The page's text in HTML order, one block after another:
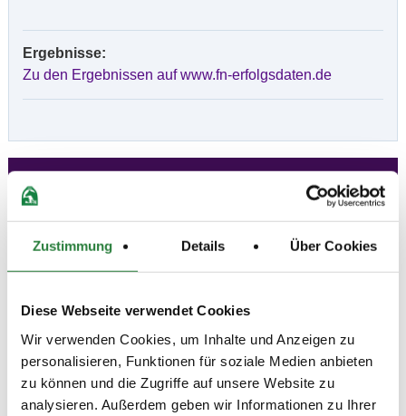
Zustimmung Details Über Cookies
Diese Webseite verwendet Cookies
Wir verwenden Cookies, um Inhalte und Anzeigen zu
personalisieren, Funktionen für soziale Medien anbieten
zu können und die Zugriffe auf unsere Website zu
analysieren. Außerdem geben wir Informationen zu Ihrer
Ergebnisse:
Zu den Ergebnissen auf www.fn-erfolgsdaten.de
(v)
Preisgeld
LKL/Art